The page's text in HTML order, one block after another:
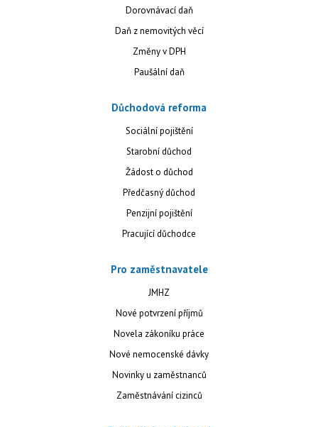
Dorovnávací daň
Daň z nemovitých věcí
Změny v DPH
Paušální daň
Důchodová reforma
Sociální pojištění
Starobní důchod
Žádost o důchod
Předčasný důchod
Penzijní pojištění
Pracující důchodce
Pro zaměstnavatele
JMHZ
Nové potvrzení příjmů
Novela zákoníku práce
Nové nemocenské dávky
Novinky u zaměstnanců
Zaměstnávání cizinců